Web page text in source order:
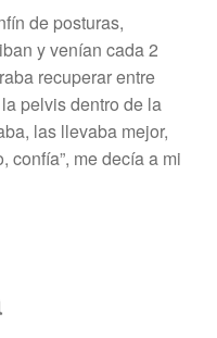
de posturas,
y venían cada 2
recuperar entre
pelvis dentro de la
las llevaba mejor,
confía”, me decía a mi